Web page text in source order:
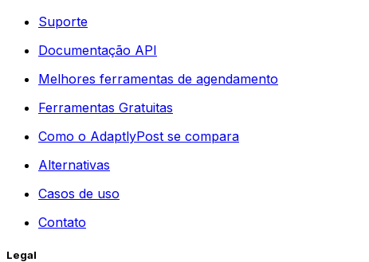
Suporte
Documentação API
Melhores ferramentas de agendamento
Ferramentas Gratuitas
Como o AdaptlyPost se compara
Alternativas
Casos de uso
Contato
Legal